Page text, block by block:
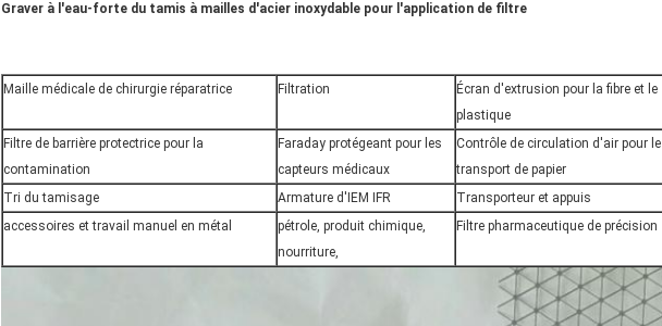
Graver à l'eau-forte du tamis à mailles d'acier inoxydable pour l'application de filtre
Maille médicale de chirurgie réparatrice Filtration
Écran d'extrusion pour la fibre et le
plastique
Filtre de barrière protectrice pour la
contamination
Faraday protégeant pour les
capteurs médicaux
Contrôle de circulation d'air pour le
transport de papier
Tri du tamisage
Armature d'IEM IFR
Transporteur et appuis
accessoires et travail manuel en métal
pétrole, produit chimique,
nourriture,
Filtre pharmaceutique de précision